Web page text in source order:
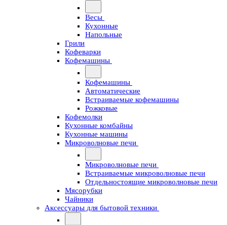
Весы
Кухонные
Напольные
Грили
Кофеварки
Кофемашины
Кофемашины
Автоматические
Встраиваемые кофемашины
Рожковые
Кофемолки
Кухонные комбайны
Кухонные машины
Микроволновые печи
Микроволновые печи
Встраиваемые микроволновые печи
Отдельностоящие микроволновые печи
Мясорубки
Чайники
Аксессуары для бытовой техники